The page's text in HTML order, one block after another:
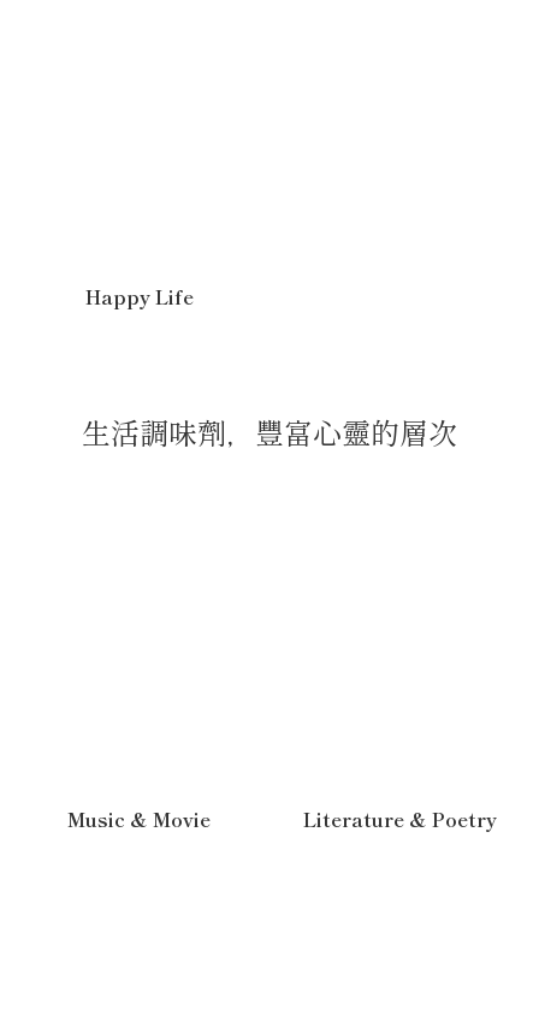
Happy Life
生活調味劑，豐富心靈的層次
Music & Movie Literature & Poetry